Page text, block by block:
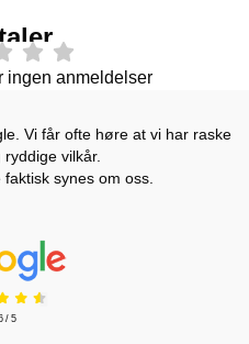
ingen anmeldelser
Vi får ofte høre at vi har raske
vilkår.
synes om oss.
Prisjakt Vurdering: 4.6 Stjerne
/ 5